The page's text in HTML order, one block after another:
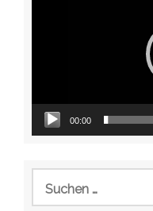
00:00
nach: